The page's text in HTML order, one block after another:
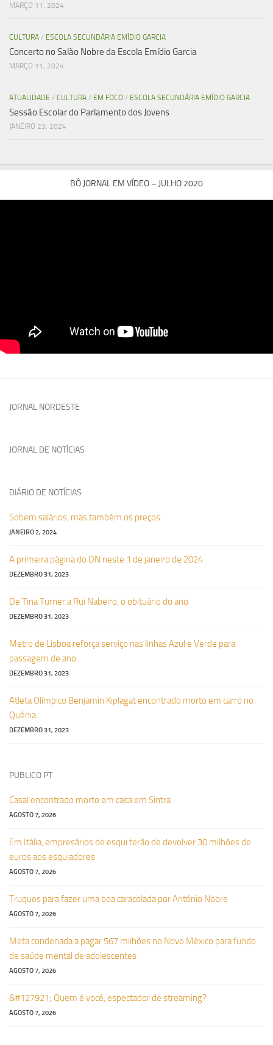
MARÇO 11, 2024
CULTURA / ESCOLA SECUNDÁRIA EMÍDIO GARCIA
Concerto no Salão Nobre da Escola Emídio Garcia
MARÇO 11, 2024
ATUALIDADE / CULTURA / EM FOCO / ESCOLA SECUNDÁRIA EMÍDIO GARCIA
Sessão Escolar do Parlamento dos Jovens
JANEIRO 23, 2024
BÔ JORNAL EM VÍDEO – JULHO 2020
JORNAL NORDESTE
JORNAL DE NOTÍCIAS
DIÁRIO DE NOTÍCIAS
Sobem salários, mas também os preços
JANEIRO 2, 2024
A primeira página do DN neste 1 de janeiro de 2024
DEZEMBRO 31, 2023
De Tina Turner a Rui Nabeiro, o obituário do ano
DEZEMBRO 31, 2023
Metro de Lisboa reforça serviço nas linhas Azul e Verde para
passagem de ano
DEZEMBRO 31, 2023
Atleta Olímpico Benjamin Kiplagat encontrado morto em carro no
Quénia
DEZEMBRO 31, 2023
PUBLICO PT
Casal encontrado morto em casa em Sintra
AGOSTO 7, 2026
Em Itália, empresários de esqui terão de devolver 30 milhões de
euros aos esquiadores
AGOSTO 7, 2026
Truques para fazer uma boa caracolada por António Nobre
AGOSTO 7, 2026
Meta condenada a pagar 567 milhões no Novo México para fundo
de saúde mental de adolescentes
AGOSTO 7, 2026
&#127921; Quem é você, espectador de streaming?
AGOSTO 7, 2026